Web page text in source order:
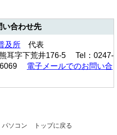
い合わせ先
及所 代表
耳字下荒井176-5 Tel：0247-
6069 電子メールでのお問い合
パソコン トップに戻る